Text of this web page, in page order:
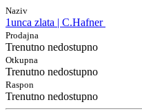
Naziv
1unca zlata | C.Hafner
Prodajna
Trenutno nedostupno
Otkupna
Trenutno nedostupno
Raspon
Trenutno nedostupno